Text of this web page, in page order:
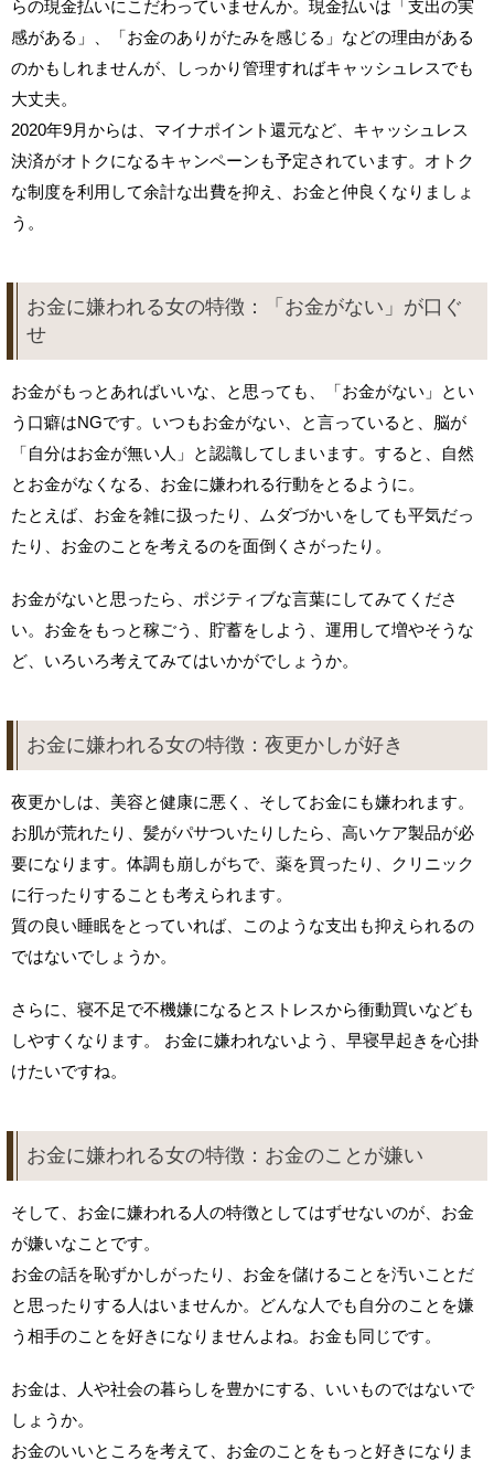
らの現金払いにこだわっていませんか。現金払いは「支出の実
感がある」、「お金のありがたみを感じる」などの理由がある
のかもしれませんが、しっかり管理すればキャッシュレスでも
大丈夫。
2020年9月からは、マイナポイント還元など、キャッシュレス
決済がオトクになるキャンペーンも予定されています。オトク
な制度を利用して余計な出費を抑え、お金と仲良くなりましょ
う。
お金に嫌われる女の特徴：「お金がない」が口ぐ
せ
お金がもっとあればいいな、と思っても、「お金がない」とい
う口癖はNGです。いつもお金がない、と言っていると、脳が
「自分はお金が無い人」と認識してしまいます。すると、自然
とお金がなくなる、お金に嫌われる行動をとるように。
たとえば、お金を雑に扱ったり、ムダづかいをしても平気だっ
たり、お金のことを考えるのを面倒くさがったり。
お金がないと思ったら、ポジティブな言葉にしてみてくださ
い。お金をもっと稼ごう、貯蓄をしよう、運用して増やそうな
ど、いろいろ考えてみてはいかがでしょうか。
お金に嫌われる女の特徴：夜更かしが好き
夜更かしは、美容と健康に悪く、そしてお金にも嫌われます。
お肌が荒れたり、髪がパサついたりしたら、高いケア製品が必
要になります。体調も崩しがちで、薬を買ったり、クリニック
に行ったりすることも考えられます。
質の良い睡眠をとっていれば、このような支出も抑えられるの
ではないでしょうか。
さらに、寝不足で不機嫌になるとストレスから衝動買いなども
しやすくなります。 お金に嫌われないよう、早寝早起きを心掛
けたいですね。
お金に嫌われる女の特徴：お金のことが嫌い
そして、お金に嫌われる人の特徴としてはずせないのが、お金
が嫌いなことです。
お金の話を恥ずかしがったり、お金を儲けることを汚いことだ
と思ったりする人はいませんか。どんな人でも自分のことを嫌
う相手のことを好きになりませんよね。お金も同じです。
お金は、人や社会の暮らしを豊かにする、いいものではないで
しょうか。
お金のいいところを考えて、お金のことをもっと好きになりま